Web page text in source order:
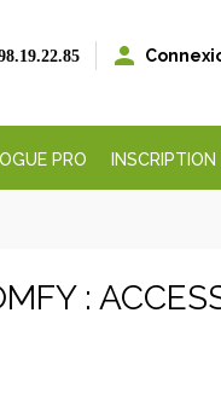

PRO INSCRIPTION
: